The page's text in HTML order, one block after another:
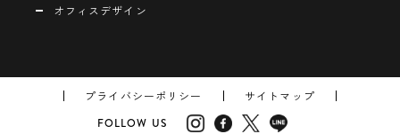
オフィスデザイン
プライバシーポリシー サイトマップ
FOLLOW US